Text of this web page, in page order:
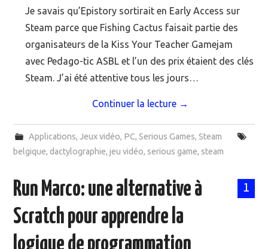
Je savais qu’Epistory sortirait en Early Access sur
Steam parce que Fishing Cactus faisait partie des
organisateurs de la Kiss Your Teacher Gamejam
avec Pedago-tic ASBL et l’un des prix étaient des clés
Steam. J’ai été attentive tous les jours…
Continuer la lecture →
Applications, Jeux vidéo, PC, Serious Games, Steam
belgique, dactylographie,jeu vidéo, serious game, steam
1
Run Marco: une alternative à
Scratch pour apprendre la